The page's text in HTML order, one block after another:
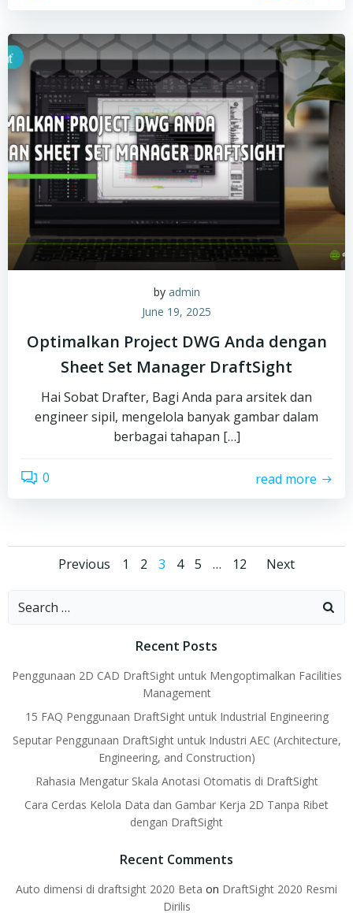
by admin
June 19, 2025
Optimalkan Project DWG Anda dengan
Sheet Set Manager DraftSight
Hai Sobat Drafter, Bagi Anda para arsitek dan
engineer sipil, mengelola banyak gambar dalam
berbagai tahapan […]
0 read more
Posts
navigation
Previous
Posts
Page
1 Page
2 Page
3 Page
4 Page
5 … Page
12
Posts
Next
Search
Recent Posts
Penggunaan 2D CAD DraftSight untuk Mengoptimalkan Facilities
Management
15 FAQ Penggunaan DraftSight untuk Industrial Engineering
Seputar Penggunaan DraftSight untuk Industri AEC (Architecture,
Engineering, and Construction)
Rahasia Mengatur Skala Anotasi Otomatis di DraftSight
Cara Cerdas Kelola Data dan Gambar Kerja 2D Tanpa Ribet
dengan DraftSight
Recent Comments
Auto dimensi di draftsight 2020 Beta on DraftSight 2020 Resmi
Dirilis